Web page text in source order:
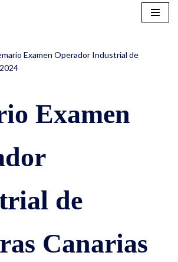
Examen Operador Industrial de
Examen
de
Canarias